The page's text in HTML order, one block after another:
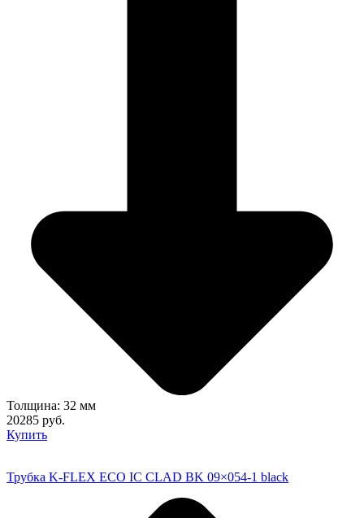
Толщина: 32 мм
20285 руб.
Купить
Трубка K-FLEX ECO IC CLAD BK 09×054-1 black